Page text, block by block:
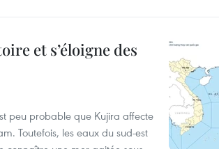
et s’éloigne des
peu probable que Kujira affecte
Toutefois, les eaux du sud-est